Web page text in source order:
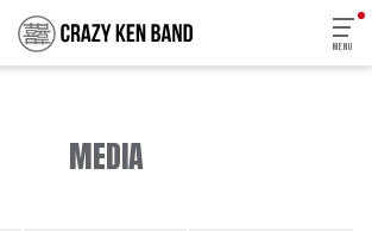
MENU
MEDIA